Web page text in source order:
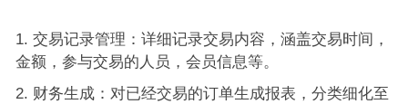
交易记录管理：详细记录交易内容，涵盖交易时间，
金额，参与交易的人员，会员信息等。
财务生成：对已经交易的订单生成报表，分类细化至